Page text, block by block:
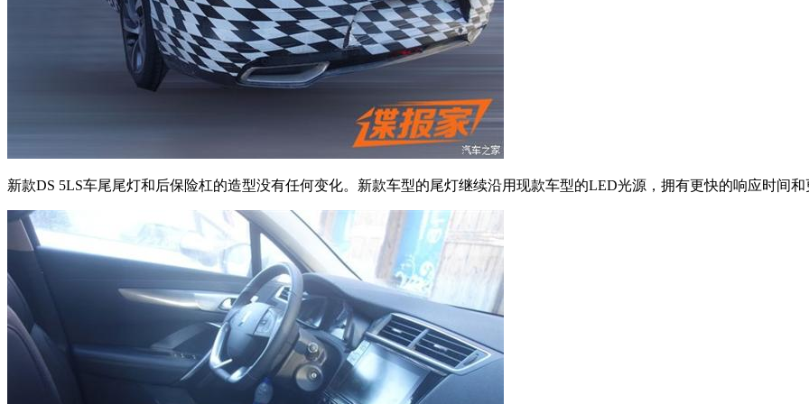
新款DS 5LS车尾尾灯和后保险杠的造型没有任何变化。新款车型的尾灯继续沿用现款车型的LED光源，拥有更快的响应时间和